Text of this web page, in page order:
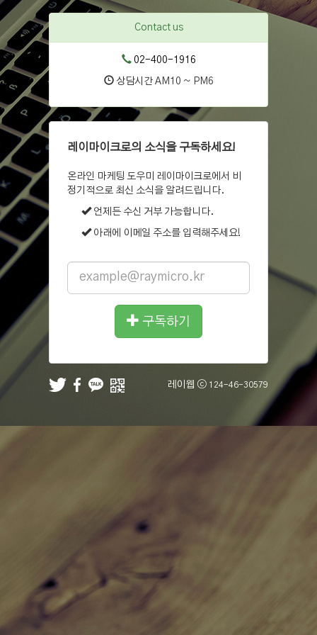
Contact us
02-400-1916
상담시간 AM10 ~ PM6
레이마이크로의 소식을 구독하세요!
온라인 마케팅 도우미 레이마이크로에서 비
정기적으로 최신 소식을 알려드립니다.
언제든 수신 거부 가능합니다.
아래에 이메일 주소를 입력해주세요!
address
구독하기
레이웹 ⓒ 124-46-30579